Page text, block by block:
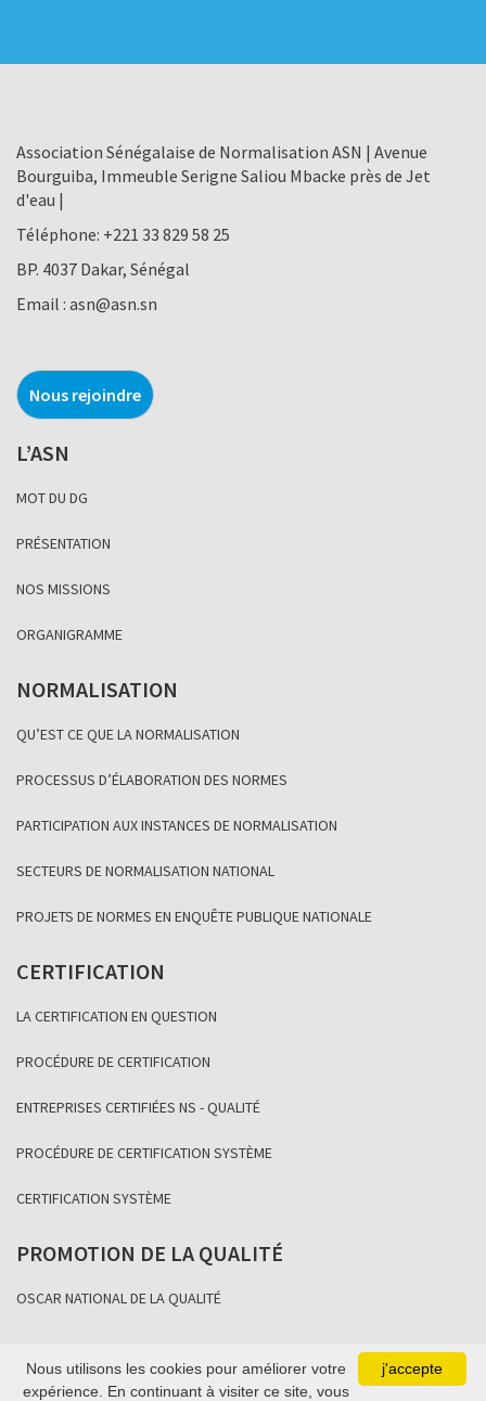
Association Sénégalaise de Normalisation ASN | Avenue
Bourguiba, Immeuble Serigne Saliou Mbacke près de Jet
d'eau |
Téléphone: +221 33 829 58 25
BP. 4037 Dakar, Sénégal
Email : asn@asn.sn
Nous rejoindre
L’ASN
MOT DU DG
PRÉSENTATION
NOS MISSIONS
ORGANIGRAMME
NORMALISATION
QU’EST CE QUE LA NORMALISATION
PROCESSUS D’ÉLABORATION DES NORMES
PARTICIPATION AUX INSTANCES DE NORMALISATION
SECTEURS DE NORMALISATION NATIONAL
PROJETS DE NORMES EN ENQUÊTE PUBLIQUE NATIONALE
CERTIFICATION
LA CERTIFICATION EN QUESTION
PROCÉDURE DE CERTIFICATION
ENTREPRISES CERTIFIÉES NS - QUALITÉ
PROCÉDURE DE CERTIFICATION SYSTÈME
CERTIFICATION SYSTÈME
PROMOTION DE LA QUALITÉ
OSCAR NATIONAL DE LA QUALITÉ
Copyright Association Sénégalaise de Normalisation 2021
j'accepte
Nous utilisons les cookies pour améliorer votre
expérience. En continuant à visiter ce site, vous